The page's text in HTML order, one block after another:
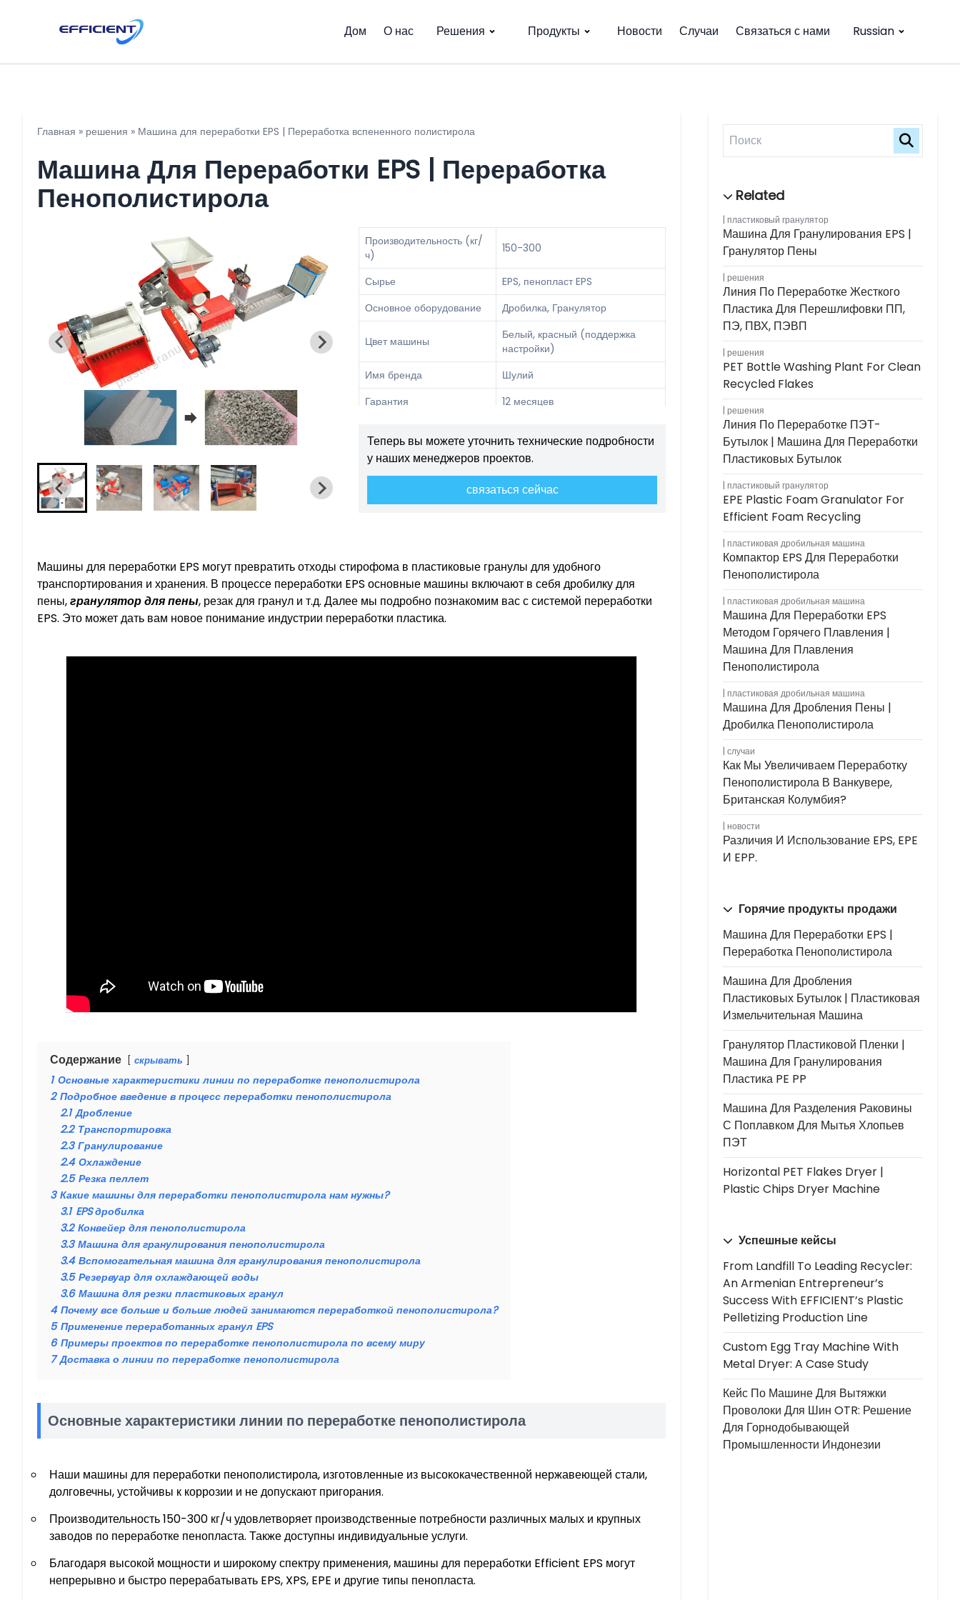
Дом О нас Решения Продукты Новости Случаи Связаться с нами Russian
Главная » решения » Машина для переработки EPS | Переработка вспененного полистирола
Машина Для Переработки EPS | Переработка
Пенополистирола
Производительность (кг/
ч)
150-300
Сырье
EPS, пенопласт EPS
Основное оборудование
Дробилка, Гранулятор
Цвет машины
Белый, красный (поддержка
настройки)
Имя бренда
Шулий
Гарантия
12 месяцев
Послегарантийное
обслуживание
онлайн-поддержка, выездное
обслуживание и ремонт
Теперь вы можете уточнить технические подробности
у наших менеджеров проектов.
связаться сейчас
Машины для переработки EPS могут превратить отходы стирофома в пластиковые гранулы для удобного
транспортирования и хранения. В процессе переработки EPS основные машины включают в себя дробилку для
пены,гранулятор для пены, резак для гранул и т.д. Далее мы подробно познакомим вас с системой переработки
EPS. Это может дать вам новое понимание индустрии переработки пластика.
Содержание скрывать
1 Основные характеристики линии по переработке пенополистирола
2 Подробное введение в процесс переработки пенополистирола
2.1 Дробление
2.2 Транспортировка
2.3 Гранулирование
2.4 Охлаждение
2.5 Резка пеллет
3 Какие машины для переработки пенополистирола нам нужны?
3.1 EPS дробилка
3.2 Конвейер для пенополистирола
3.3 Машина для гранулирования пенополистирола
3.4 Вспомогательная машина для гранулирования пенополистирола
3.5 Резервуар для охлаждающей воды
3.6 Машина для резки пластиковых гранул
4 Почему все больше и больше людей занимаются переработкой пенополистирола?
5 Применение переработанных гранул EPS
6 Примеры проектов по переработке пенополистирола по всему миру
7 Доставка о линии по переработке пенополистирола
Основные характеристики линии по переработке пенополистирола
Наши машины для переработки пенополистирола, изготовленные из высококачественной нержавеющей стали,
долговечны, устойчивы к коррозии и не допускают пригорания.
Производительность 150-300 кг/ч удовлетворяет производственные потребности различных малых и крупных
заводов по переработке пенопласта. Также доступны индивидуальные услуги.
Благодаря высокой мощности и широкому спектру применения, машины для переработки Efficient EPS могут
непрерывно и быстро перерабатывать EPS, XPS, EPE и другие типы пенопласта.
пластиковый гранулятор
Машина Для Гранулирования EPS |
Гранулятор Пены
решения
Линия По Переработке Жесткого
Пластика Для Перешлифовки ПП,
ПЭ, ПВХ, ПЭВП
решения
PET Bottle Washing Plant For Clean
Recycled Flakes
решения
Линия По Переработке ПЭТ-
Бутылок | Машина Для Переработки
Пластиковых Бутылок
пластиковый гранулятор
EPE Plastic Foam Granulator For
Efficient Foam Recycling
пластиковая дробильная машина
Компактор EPS Для Переработки
Пенополистирола
пластиковая дробильная машина
Машина Для Переработки EPS
Методом Горячего Плавления |
Машина Для Плавления
Пенополистирола
пластиковая дробильная машина
Машина Для Дробления Пены |
Дробилка Пенополистирола
случаи
Как Мы Увеличиваем Переработку
Пенополистирола В Ванкувере,
Британская Колумбия?
новости
Различия И Использование EPS, EPE
И EPP.
Горячие продукты продажи
Машина Для Переработки EPS |
Переработка Пенополистирола
Машина Для Дробления
Пластиковых Бутылок | Пластиковая
Измельчительная Машина
Гранулятор Пластиковой Пленки |
Машина Для Гранулирования
Пластика PE PP
Машина Для Разделения Раковины
С Поплавком Для Мытья Хлопьев
ПЭТ
Horizontal PET Flakes Dryer |
Plastic Chips Dryer Machine
Успешные кейсы
From Landfill To Leading Recycler:
An Armenian Entrepreneur’s
Success With EFFICIENT’s Plastic
Pelletizing Production Line
Custom Egg Tray Machine With
Metal Dryer: A Case Study
Кейс По Машине Для Вытяжки
Проволоки Для Шин OTR: Решение
Для Горнодобывающей
Промышленности Индонезии